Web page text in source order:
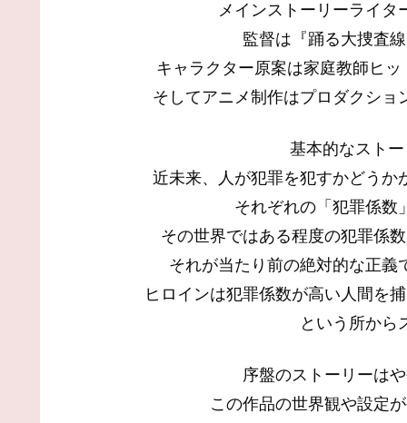
メインストーリーライタ
監督は『踊る大捜査
キャラクター原案は家庭教師ヒ
そしてアニメ制作はプロダクシ
基本的なスト
近未来、人が犯罪を犯すかどうか
それぞれの「犯罪係数
その世界ではある程度の犯罪係
それが当たり前の絶対的な正義
ヒロインは犯罪係数が高い人間を
という所から
序盤のストーリーは
この作品の世界観や設定